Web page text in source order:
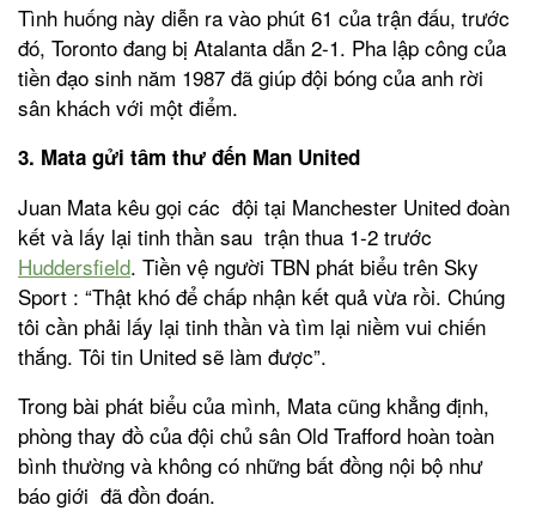
Tình huống này diễn ra vào phút 61 của trận đấu, trước
đó, Toronto đang bị Atalanta dẫn 2-1. Pha lập công của
tiền đạo sinh năm 1987 đã giúp đội bóng của anh rời
sân khách với một điểm.
3. Mata gửi tâm thư đến Man United
Juan Mata kêu gọi các đội tại Manchester United đoàn
kết và lấy lại tinh thần sau trận thua 1-2 trước
Huddersfield. Tiền vệ người TBN phát biểu trên Sky
Sport : “Thật khó để chấp nhận kết quả vừa rồi. Chúng
tôi cần phải lấy lại tinh thần và tìm lại niềm vui chiến
thắng. Tôi tin United sẽ làm được”.
Trong bài phát biểu của mình, Mata cũng khẳng định,
phòng thay đồ của đội chủ sân Old Trafford hoàn toàn
bình thường và không có những bất đồng nội bộ như
báo giới đã đồn đoán.